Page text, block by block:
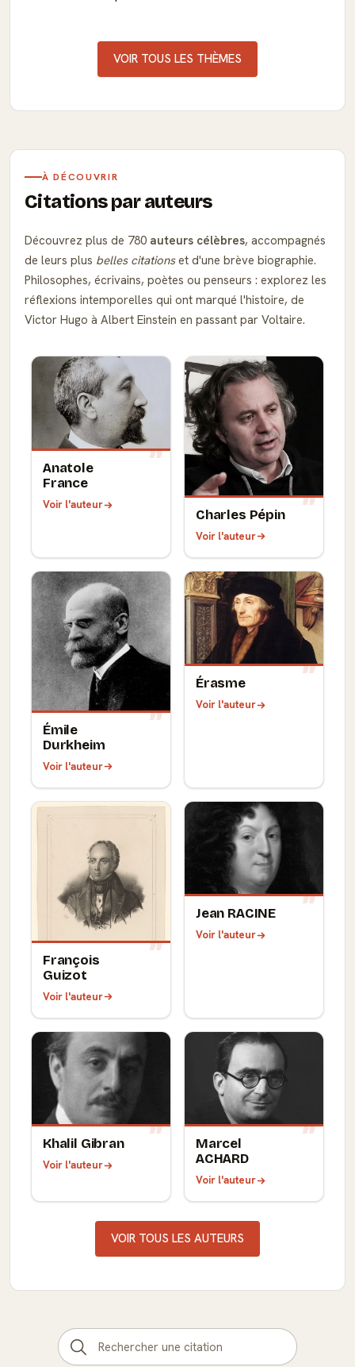
VOIR TOUS LES THÈMES
À DÉCOUVRIR
Citations par auteurs
Découvrez plus de 780 auteurs célèbres, accompagnés
de leurs plus belles citationset d'une brève biographie.
Philosophes, écrivains, poètes ou penseurs : explorez les
réflexions intemporelles qui ont marqué l'histoire, de
Victor Hugo à Albert Einstein en passant par Voltaire.
Anatole
France
Voir l'auteur
Charles Pépin
Voir l'auteur
Émile
Durkheim
Voir l'auteur
Érasme
Voir l'auteur
François
Guizot
Voir l'auteur
Jean RACINE
Voir l'auteur
Khalil Gibran
Voir l'auteur
Marcel
ACHARD
Voir l'auteur
VOIR TOUS LES AUTEURS